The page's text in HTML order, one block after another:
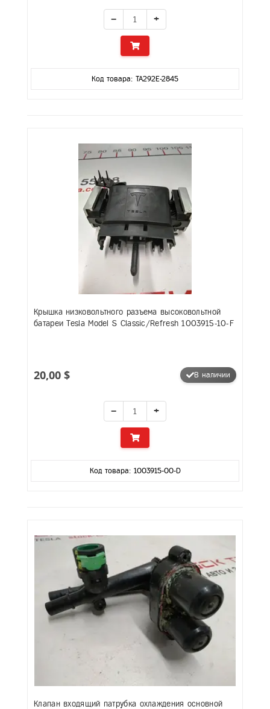
− +
Код товара: TA292E-2845
Крышка низковольтного разъема высоковольтной
батареи Tesla Model S Classic/Refresh 1003915-10-F
20,00 $ В наличии
− +
Код товара: 1003915-00-D
Клапан входящий патрубка охлаждения основной